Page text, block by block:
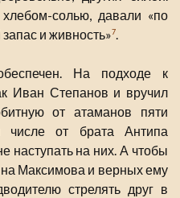
солью, давали «по
и живность»7.
На подходе к
Иван Степанов и вручил
от атаманов пяти
числе от брата Антипа
наступать на них. А чтобы
Максимова и верных ему
стрелять друг в